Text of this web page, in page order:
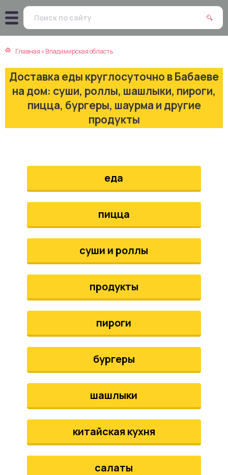
Главная »Владимирская область
Доставка еды круглосуточно в Бабаеве
на дом: суши, роллы, шашлыки, пироги,
пицца, бургеры, шаурма и другие
продукты
еда
пицца
суши и роллы
продукты
пироги
бургеры
шашлыки
китайская кухня
салаты
кухня
кухня
кухня